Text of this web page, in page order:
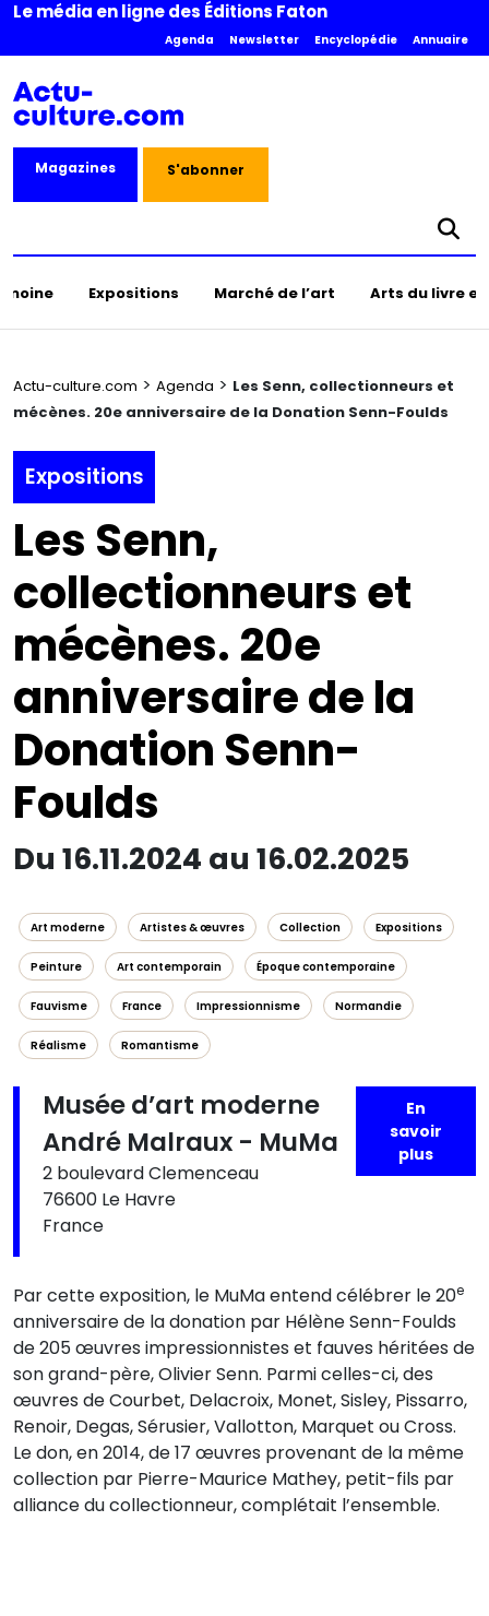
Le média en ligne des Éditions Faton
Agenda Newsletter Encyclopédie Annuaire
Magazines S'abonner
Expositions Marché de l’art Arts du livre
Actu-culture.com > Agenda > Les Senn, collectionneurs et
mécènes. 20e anniversaire de la Donation Senn-Foulds
Expositions
Les Senn,
collectionneurs et
mécènes. 20e
anniversaire de la
Donation Senn-
Foulds
Du 16.11.2024 au 16.02.2025
Art moderne Artistes & œuvres Collection Expositions
Peinture Art contemporain Époque contemporaine
Fauvisme France Impressionnisme Normandie
Réalisme Romantisme
Musée d’art moderne
André Malraux - MuMa
2 boulevard Clemenceau
76600 Le Havre
France
En
savoir
plus
Par cette exposition, le MuMa entend célébrer le 20e
anniversaire de la donation par Hélène Senn-Foulds
de 205 œuvres impressionnistes et fauves héritées de
son grand-père, Olivier Senn. Parmi celles-ci, des
œuvres de Courbet, Delacroix, Monet, Sisley, Pissarro,
Renoir, Degas, Sérusier, Vallotton, Marquet ou Cross.
Le don, en 2014, de 17 œuvres provenant de la même
collection par Pierre-Maurice Mathey, petit-fils par
alliance du collectionneur, complétait l’ensemble.